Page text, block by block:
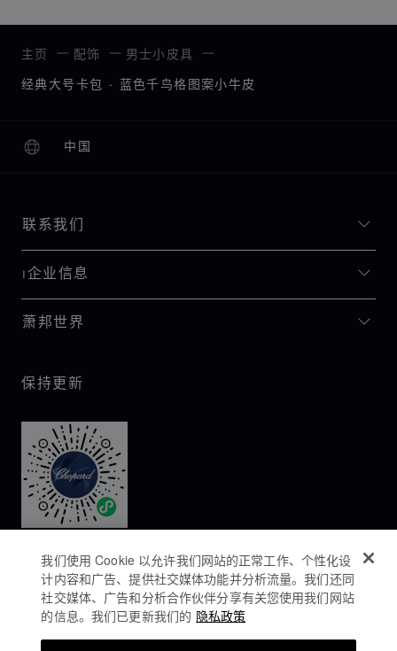
主页 配饰 男士小皮具
经典大号卡包 - 蓝色千鸟格图案小牛皮
中国
本地化（更改国家/地区）
更改国家/地区
联系我们
I企业信息
萧邦世界
保持更新
我们使用 Cookie 以允许我们网站的正常工作、个性化设
计内容和广告、提供社交媒体功能并分析流量。我们还同
社交媒体、广告和分析合作伙伴分享有关您使用我们网站
的信息。我们已更新我们的 隐私政策